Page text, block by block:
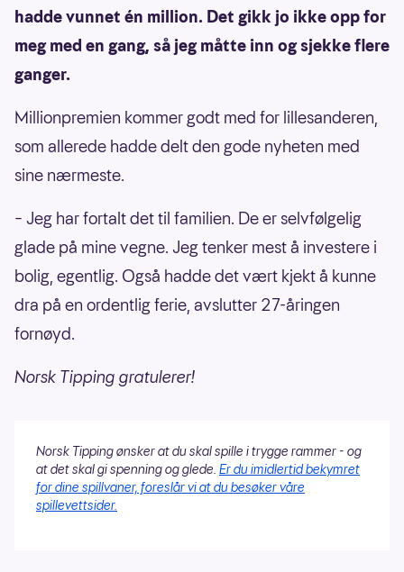
hadde vunnet én million. Det gikk jo ikke opp for
meg med en gang, så jeg måtte inn og sjekke flere
ganger.
Millionpremien kommer godt med for lillesanderen,
som allerede hadde delt den gode nyheten med
sine nærmeste.
– Jeg har fortalt det til familien. De er selvfølgelig
glade på mine vegne. Jeg tenker mest å investere i
bolig, egentlig. Også hadde det vært kjekt å kunne
dra på en ordentlig ferie, avslutter 27-åringen
fornøyd.
Norsk Tipping gratulerer!
Norsk Tipping ønsker at du skal spille i trygge rammer - og
at det skal gi spenning og glede. Er du imidlertid bekymret
for dine spillvaner, foreslår vi at du besøker våre
spillevettsider.